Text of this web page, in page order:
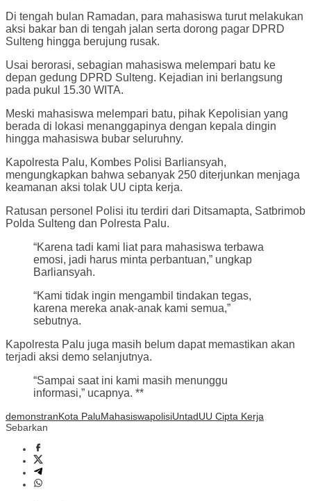
Di tengah bulan Ramadan, para mahasiswa turut melakukan
aksi bakar ban di tengah jalan serta dorong pagar DPRD
Sulteng hingga berujung rusak.
Usai berorasi, sebagian mahasiswa melempari batu ke
depan gedung DPRD Sulteng. Kejadian ini berlangsung
pada pukul 15.30 WITA.
Meski mahasiswa melempari batu, pihak Kepolisian yang
berada di lokasi menanggapinya dengan kepala dingin
hingga mahasiswa bubar seluruhny.
Kapolresta Palu, Kombes Polisi Barliansyah,
mengungkapkan bahwa sebanyak 250 diterjunkan menjaga
keamanan aksi tolak UU cipta kerja.
Ratusan personel Polisi itu terdiri dari Ditsamapta, Satbrimob
Polda Sulteng dan Polresta Palu.
“Karena tadi kami liat para mahasiswa terbawa
emosi, jadi harus minta perbantuan,” ungkap
Barliansyah.
“Kami tidak ingin mengambil tindakan tegas,
karena mereka anak-anak kami semua,”
sebutnya.
Kapolresta Palu juga masih belum dapat memastikan akan
terjadi aksi demo selanjutnya.
“Sampai saat ini kami masih menunggu
informasi,” ucapnya. **
demonstranKota PaluMahasiswapolisiUntadUU Cipta Kerja
Sebarkan